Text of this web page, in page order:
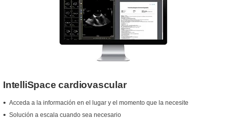
IntelliSpace cardiovascular
Acceda a la información en el lugar y el momento que la necesite
Solución a escala cuando sea necesario